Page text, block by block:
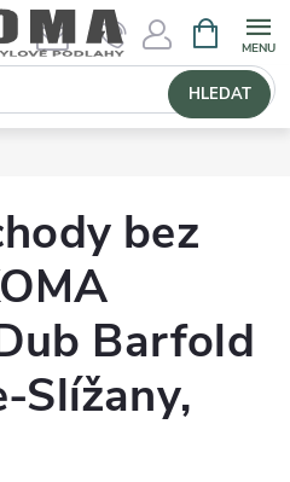
HLEDAT
bez
Barfold
Slížany,